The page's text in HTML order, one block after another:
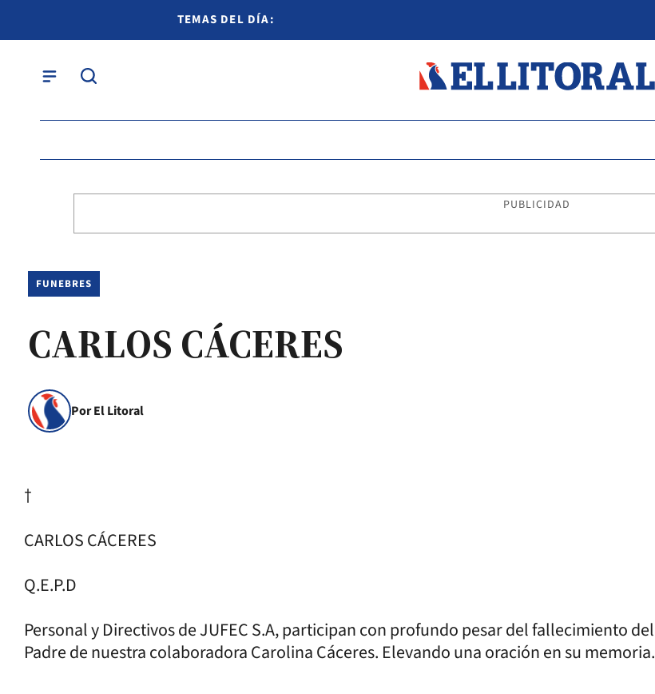
TEMAS DEL DÍA:
PUBLICIDAD
FUNEBRES
CARLOS CÁCERES
Por El Litoral
†
CARLOS CÁCERES
Q.E.P.D
Personal y Directivos de JUFEC S.A, participan con profundo pesar del fallecimiento del
Padre de nuestra colaboradora Carolina Cáceres. Elevando una oración en su memoria.